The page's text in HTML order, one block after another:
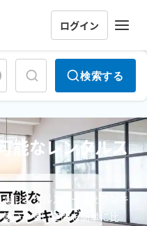
ログイン
検索する
能なレンタルス
レンタルスペースをランキ
いやすい空間を簡単に比